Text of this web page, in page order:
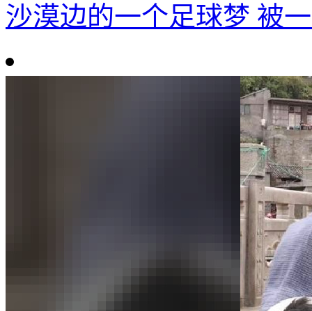
沙漠边的一个足球梦 被